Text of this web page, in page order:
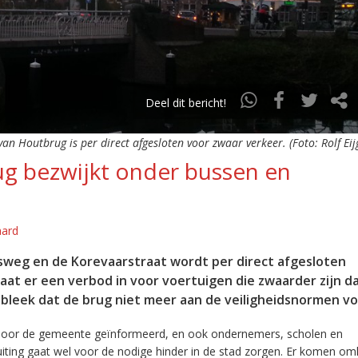
Deel dit bericht!
Houtbrug is per direct afgesloten voor zwaar verkeer. (Foto: Rolf
bezwijkt onder bussen en
en de Korevaarstraat wordt per direct afgesloten
er een verbod in voor voertuigen die zwaarder zijn
dat de brug niet meer aan de veiligheidsnormen
de gemeente geïnformeerd, en ook ondernemers, scholen en
gaat wel voor de nodige hinder in de stad zorgen. Er komen